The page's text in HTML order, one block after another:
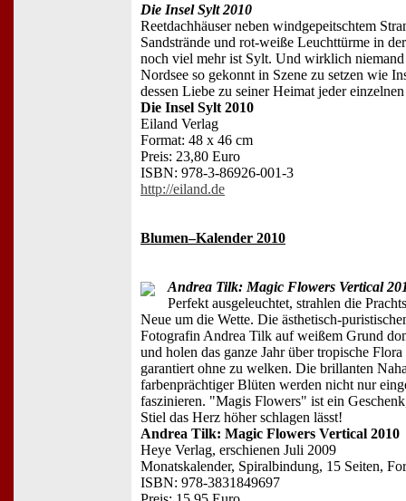
Die Insel Sylt 2010
Reetdachhäuser neben windgepeitschtem
Sandstrände und rot-weiße Leuchttürme in
noch viel mehr ist Sylt. Und wirklich
Nordsee so gekonnt in Szene zu setzen wie
dessen Liebe zu seiner Heimat jeder
Die Insel Sylt 2010
Eiland Verlag
Format: 48 x 46 cm
Preis: 23,80 Euro
ISBN: 978-3-86926-001-3
http://eiland.de
Blumen–Kalender 2010
Andrea Tilk: Magic Flowers Vertical
Perfekt ausgeleuchtet, strahlen die
Neue um die Wette. Die ästhetisch-
Fotografin Andrea Tilk auf weißem Grund
und holen das ganze Jahr über tropische
garantiert ohne zu welken. Die brillanten
farbenprächtiger Blüten werden nicht nur
faszinieren. "Magis Flowers" ist ein
Stiel das Herz höher schlagen lässt!
Andrea Tilk: Magic Flowers Vertical 2010
Heye Verlag, erschienen Juli 2009
Monatskalender, Spiralbindung, 15 Seiten,
ISBN: 978-3831849697